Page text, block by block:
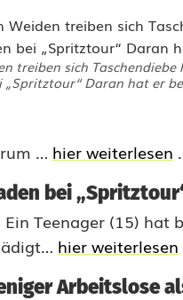
treiben sich
„Spritztour“ Daran hat er
… hier weiterlesen
bei
Teenager (15) hat
hier weiterlesen
Arbeitslose